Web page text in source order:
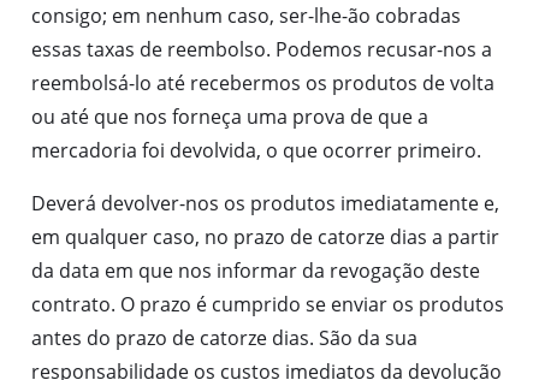
consigo; em nenhum caso, ser-lhe-ão cobradas
essas taxas de reembolso. Podemos recusar-nos a
reembolsá-lo até recebermos os produtos de volta
ou até que nos forneça uma prova de que a
mercadoria foi devolvida, o que ocorrer primeiro.
Deverá devolver-nos os produtos imediatamente e,
em qualquer caso, no prazo de catorze dias a partir
da data em que nos informar da revogação deste
contrato. O prazo é cumprido se enviar os produtos
antes do prazo de catorze dias. São da sua
responsabilidade os custos imediatos da devolução